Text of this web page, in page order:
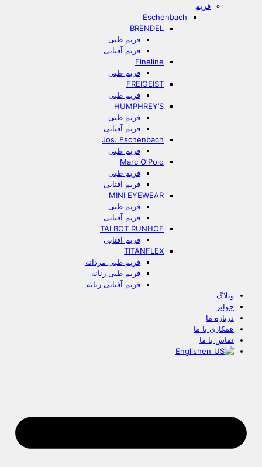
فریم
Eschenbach
BRENDEL
فریم طبی
فریم آفتابی
Fineline
فریم طبی
FREIGEIST
فریم طبی
HUMPHREY’S
فریم طبی
فریم آفتابی
Jos. Eschenbach
فریم طبی
Marc O‘Polo
فریم طبی
فریم آفتابی
MINI EYEWEAR
فریم طبی
فریم آفتابی
TALBOT RUNHOF
فریم آفتابی
TITANFLEX
فریم طبی مردانه
فریم طبی زنانه
فریم آفتابی زنانه
وبلاگ
جوایز
درباره ما
همکاری با ما
تماس با ما
English